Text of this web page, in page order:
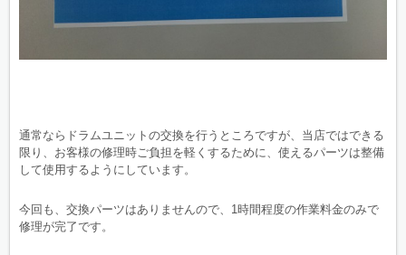
通常ならドラムユニットの交換を行うところですが、当店ではできる
限り、お客様の修理時ご負担を軽くするために、使えるパーツは整備
して使用するようにしています。
今回も、交換パーツはありませんので、1時間程度の作業料金のみで
修理が完了です。